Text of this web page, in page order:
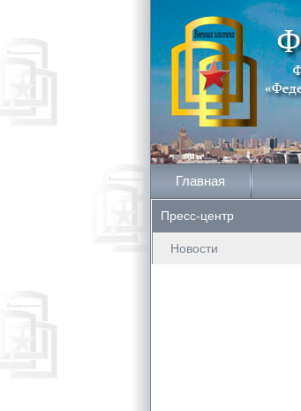
Главная
Пресс-центр
Новости